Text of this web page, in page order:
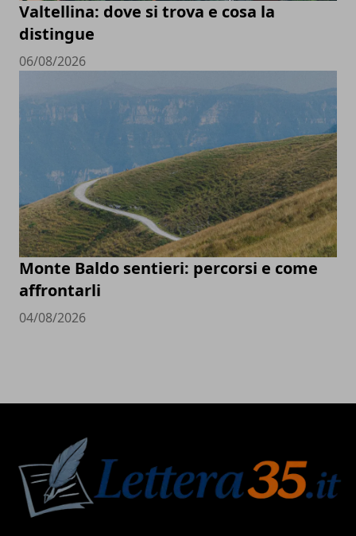
Valtellina: dove si trova e cosa la
distingue
06/08/2026
Monte Baldo sentieri: percorsi e come
affrontarli
04/08/2026